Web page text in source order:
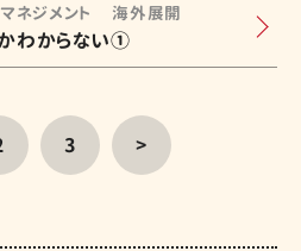
ネジメント 海外展開
わからない①
3 >